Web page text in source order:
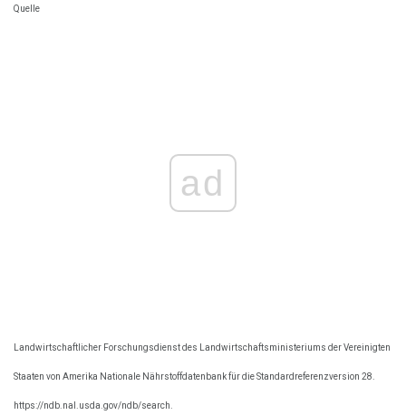
Quelle
ad
Landwirtschaftlicher Forschungsdienst des Landwirtschaftsministeriums der Vereinigten
Staaten von Amerika Nationale Nährstoffdatenbank für die Standardreferenzversion 28.
https://ndb.nal.usda.gov/ndb/search.